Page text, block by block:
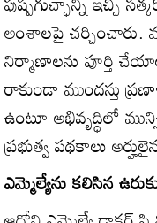
అంశాలపై చర్చించారు.
నిర్మాణాలను పూర్తి
రాకుండా ముందస్తు
ఉంటూ అభివృద్ధిలో
ప్రభుత్వ పథకాలు
ఎమ్మెల్యేను కలిసిన